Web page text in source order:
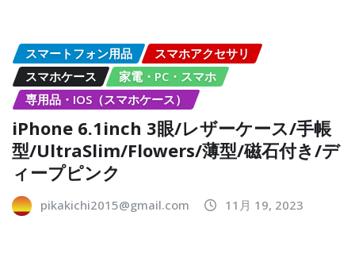
スマートフォン用品
スマホアクセサリ
スマホケース
家電・PC・スマホ
専用品・IOS（スマホケース）
iPhone 6.1inch 3眼/レザーケース/手帳
型/UltraSlim/Flowers/薄型/磁石付き/デ
ィープピンク
pikakichi2015@gmail.com 11月 19, 2023